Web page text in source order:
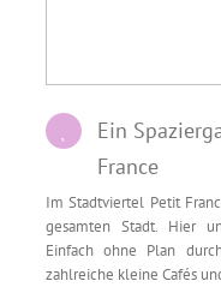
Ein
France
Im Stadtviertel Petit
gesamten Stadt. Hier
Einfach ohne Plan
zahlreiche kleine Cafés